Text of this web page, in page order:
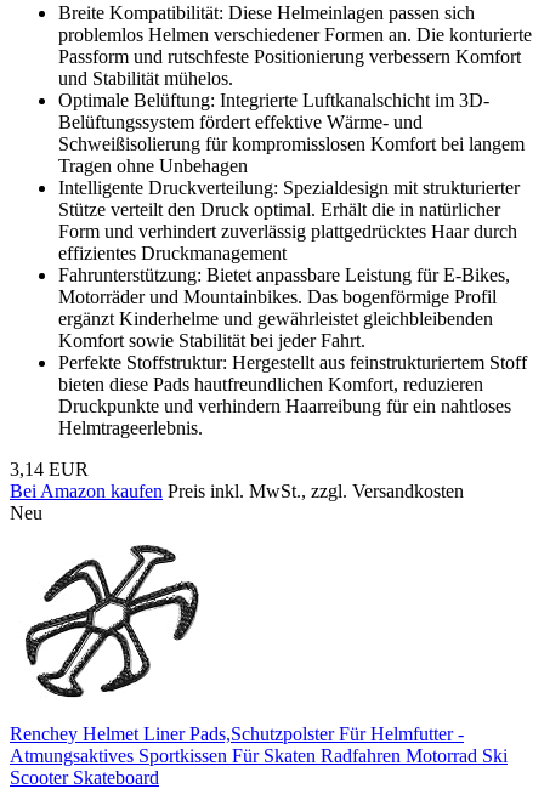
Breite Kompatibilität: Diese Helmeinlagen passen sich
problemlos Helmen verschiedener Formen an. Die konturierte
Passform und rutschfeste Positionierung verbessern Komfort
und Stabilität mühelos.
Optimale Belüftung: Integrierte Luftkanalschicht im 3D-
Belüftungssystem fördert effektive Wärme- und
Schweißisolierung für kompromisslosen Komfort bei langem
Tragen ohne Unbehagen
Intelligente Druckverteilung: Spezialdesign mit strukturierter
Stütze verteilt den Druck optimal. Erhält die in natürlicher
Form und verhindert zuverlässig plattgedrücktes Haar durch
effizientes Druckmanagement
Fahrunterstützung: Bietet anpassbare Leistung für E-Bikes,
Motorräder und Mountainbikes. Das bogenförmige Profil
ergänzt Kinderhelme und gewährleistet gleichbleibenden
Komfort sowie Stabilität bei jeder Fahrt.
Perfekte Stoffstruktur: Hergestellt aus feinstrukturiertem Stoff
bieten diese Pads hautfreundlichen Komfort, reduzieren
Druckpunkte und verhindern Haarreibung für ein nahtloses
Helmtrageerlebnis.
3,14 EUR
Bei Amazon kaufen Preis inkl. MwSt., zzgl. Versandkosten
Neu
Renchey Helmet Liner Pads,Schutzpolster Für Helmfutter -
Atmungsaktives Sportkissen Für Skaten Radfahren Motorrad Ski
Scooter Skateboard